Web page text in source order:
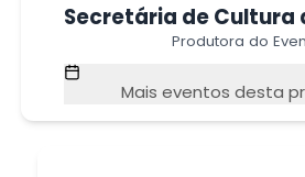
Secretária de Cultura
Produtora do
Mais eventos desta